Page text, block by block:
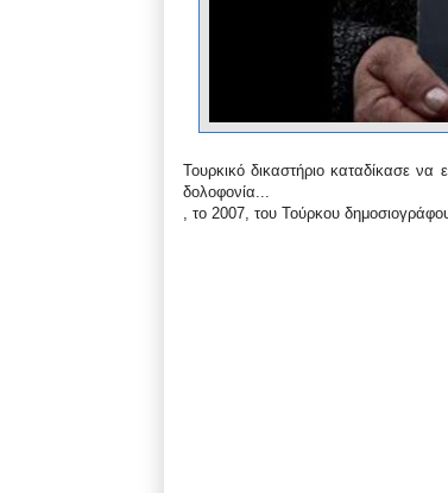
Τουρκικό δικαστήριο καταδίκασε
δολοφονία...
, το 2007, του Τούρκου